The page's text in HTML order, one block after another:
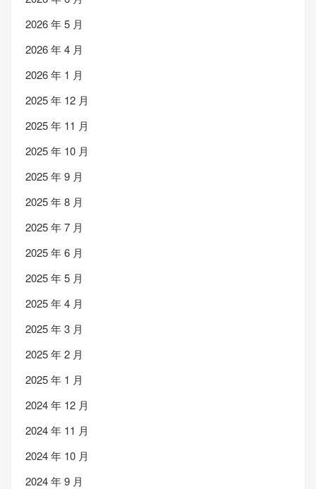
2026 年 5 月
2026 年 4 月
2026 年 1 月
2025 年 12 月
2025 年 11 月
2025 年 10 月
2025 年 9 月
2025 年 8 月
2025 年 7 月
2025 年 6 月
2025 年 5 月
2025 年 4 月
2025 年 3 月
2025 年 2 月
2025 年 1 月
2024 年 12 月
2024 年 11 月
2024 年 10 月
2024 年 9 月